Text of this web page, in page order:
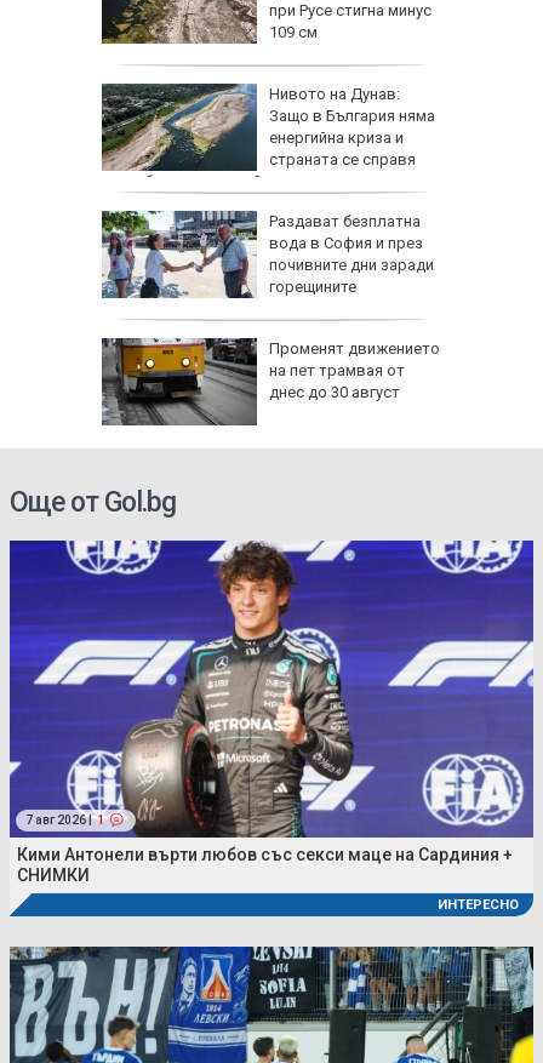
при Русе стигна минус
109 см
Нивото на Дунав:
Защо в България няма
енергийна криза и
страната се справя
по-добре от другите?
Раздават безплатна
вода в София и през
почивните дни заради
горещините
Променят движението
на пет трамвая от
днес до 30 август
Още от Gol.bg
7 авг 2026 | 1
Кими Антонели върти любов със секси маце на Сардиния +
СНИМКИ
ИНТЕРЕСНО